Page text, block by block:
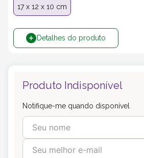
17 x 12 x 10 cm
Detalhes do produto
Produto Indisponível
Notifique-me quando disponível